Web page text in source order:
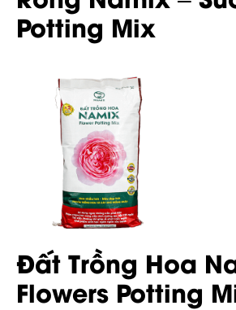
Potting Mix
Đất Trồng Hoa
Flowers Potting